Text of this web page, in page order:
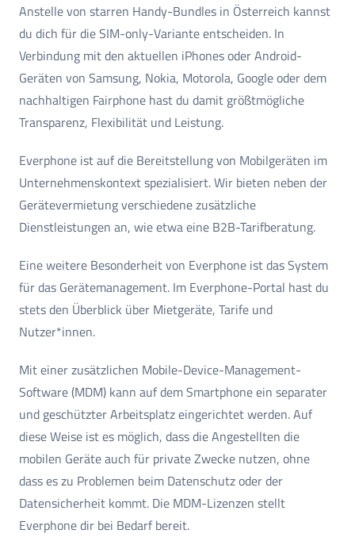
Anstelle von starren Handy-Bundles in Österreich kannst
du dich für die SIM-only-Variante entscheiden. In
Verbindung mit den aktuellen iPhones oder Android-
Geräten von Samsung, Nokia, Motorola, Google oder dem
nachhaltigen Fairphone hast du damit größtmögliche
Transparenz, Flexibilität und Leistung.
Everphone ist auf die Bereitstellung von Mobilgeräten im
Unternehmenskontext spezialisiert. Wir bieten neben der
Gerätevermietung verschiedene zusätzliche
Dienstleistungen an, wie etwa eine B2B-Tarifberatung.
Eine weitere Besonderheit von Everphone ist das System
für das Gerätemanagement. Im Everphone-Portal hast du
stets den Überblick über Mietgeräte, Tarife und
Nutzer*innen.
Mit einer zusätzlichen Mobile-Device-Management-
Software (MDM) kann auf dem Smartphone ein separater
und geschützter Arbeitsplatz eingerichtet werden. Auf
diese Weise ist es möglich, dass die Angestellten die
mobilen Geräte auch für private Zwecke nutzen, ohne
dass es zu Problemen beim Datenschutz oder der
Datensicherheit kommt. Die MDM-Lizenzen stellt
Everphone dir bei Bedarf bereit.